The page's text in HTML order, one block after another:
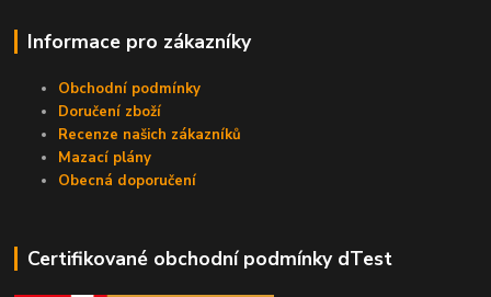
Informace pro zákazníky
Obchodní podmínky
Doručení zboží
Recenze našich zákazníků
Mazací plány
Obecná doporučení
Certifikované obchodní podmínky dTest